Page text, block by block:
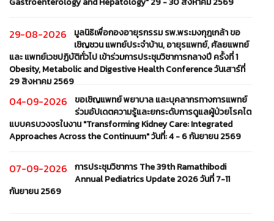
29-08-2026
มูลนิธิเพื่อกองอายุรกรรม รพ.พระมงกุฎเกล้า ขอ
เชิญชวน แพทย์ประจำบ้าน, อายุรแพทย์, ศัลยแพทย์
และ แพทย์เวชปฏิบัติทั่วไป เข้าร่วมการประชุมวิชาการกลางปี ครั้งที่ 1
Obesity, Metabolic and Digestive Health Conference วันเสาร์ที่
29 สิงหาคม 2569
04-09-2026
ขอเชิญแพทย์ พยาบาล และบุคลากรทางการแพทย์
ร่วมอัปเดตความรู้และยกระดับการดูแลผู้ป่วยโรคไต
แบบครบวงจรในงาน "Transforming Kidney Care: Integrated
Approaches Across the Continuum" วันที่: 4 - 6 กันยายน 2569
07-09-2026
การประชุมวิชาการ The 39th Ramathibodi
Annual Pediatrics Update 2026 วันที่ 7-11
กันยายน 2569